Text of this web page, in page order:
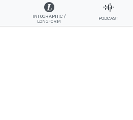
INFOGRAPHIC /
LONGFORM
PODCAST